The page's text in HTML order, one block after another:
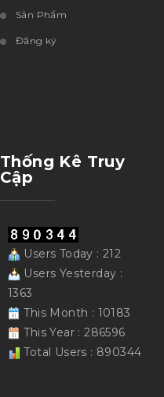
Sản Phẩm
Đăng ký
Thống Kê Truy
Cập
Users Today : 212
Users Yesterday :
1363
This Month : 10183
This Year : 286596
Total Users : 890344